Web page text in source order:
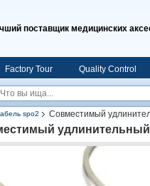
поставщик медицинских
Factory Tour Quality Control
spo2
Совместимый
удлинительный